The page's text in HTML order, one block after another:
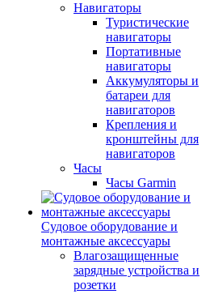
Навигаторы
Туристические
навигаторы
Портативные
навигаторы
Аккумуляторы и
батареи для
навигаторов
Крепления и
кронштейны для
навигаторов
Часы
Часы Garmin
Судовое оборудование и
монтажные аксессуары
Влагозащищенные
зарядные устройства и
розетки